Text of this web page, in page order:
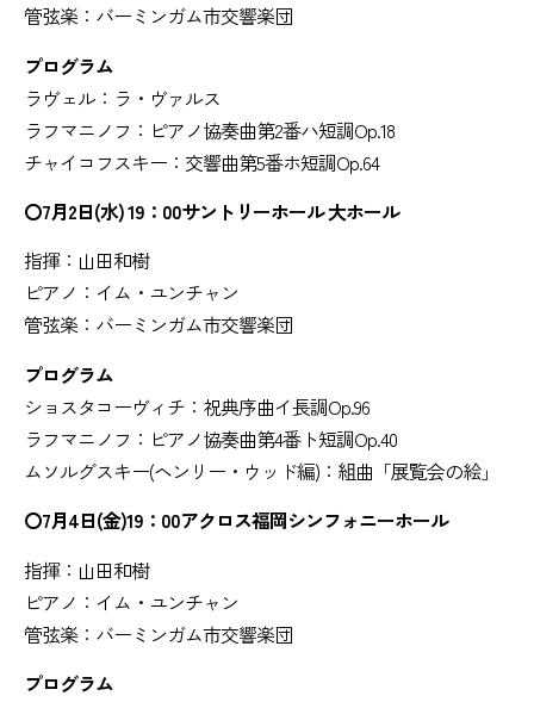
管弦楽：バーミンガム市交響楽団
プログラム
ラヴェル：ラ・ヴァルス
ラフマニノフ：ピアノ協奏曲第2番ハ短調Op.18
チャイコフスキー：交響曲第5番ホ短調Op.64
〇7月2日(水) 19：00サントリーホール 大ホール
指揮：山田和樹
ピアノ：イム・ユンチャン
管弦楽：バーミンガム市交響楽団
プログラム
ショスタコーヴィチ：祝典序曲イ長調Op.96
ラフマニノフ：ピアノ協奏曲第4番ト短調Op.40
ムソルグスキー(ヘンリー・ウッド編)：組曲「展覧会の絵」
〇7月4日(金)19：00アクロス福岡シンフォニーホール
指揮：山田和樹
ピアノ：イム・ユンチャン
管弦楽：バーミンガム市交響楽団
プログラム